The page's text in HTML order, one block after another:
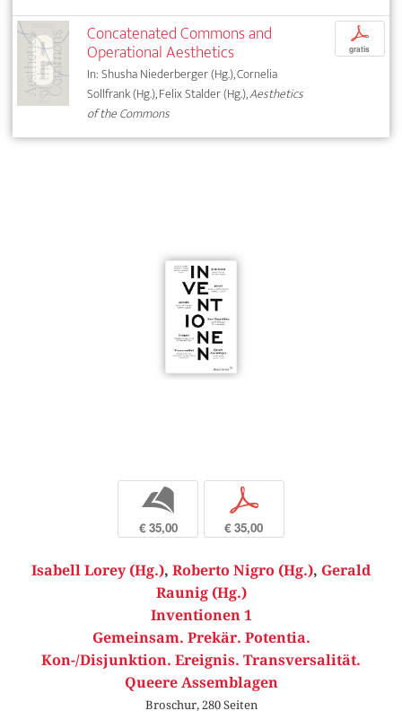
Concatenated Commons and
Operational Aesthetics
In: Shusha Niederberger (Hg.), Cornelia
Sollfrank (Hg.), Felix Stalder (Hg.),Aesthetics
of the Commons
p
gratis
b
€ 35,00
p
€ 35,00
Isabell Lorey (Hg.), Roberto Nigro (Hg.), Gerald
Raunig (Hg.)
Inventionen 1
Gemeinsam. Prekär. Potentia.
Kon-/Disjunktion. Ereignis. Transversalität.
Queere Assemblagen
Broschur, 280 Seiten